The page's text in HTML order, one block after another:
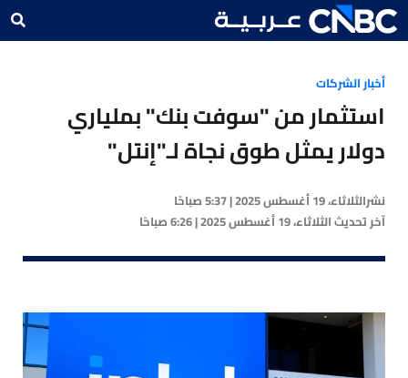
أخبار الشركات
استثمار من "سوفت بنك" بملياري
دولار يمثل طوق نجاة لـ"إنتل"
نشرالثلاثاء، 19 أغسطس 2025 | 5:37 صباحًا
آخر تحديثالثلاثاء، 19 أغسطس 2025 | 6:26 صباحًا